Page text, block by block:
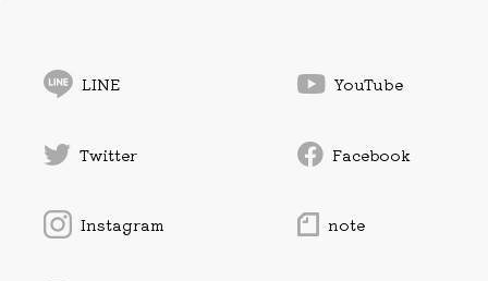
LINE YouTube
Twitter Facebook
Instagram note